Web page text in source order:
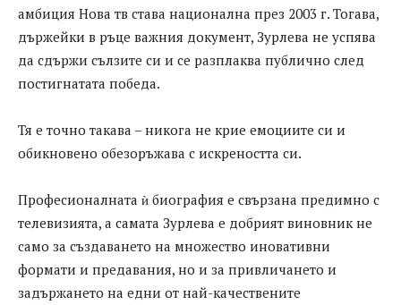
амбиция Нова тв става национална през 2003 г. Тогава,
държейки в ръце важния документ, Зурлева не успява
да сдържи сълзите си и се разплаква публично след
постигнатата победа.
Тя е точно такава – никога не крие емоциите си и
обикновено обезоръжава с искреността си.
Професионалната ѝ биография е свързана предимно с
телевизията, а самата Зурлева е добрият виновник не
само за създаването на множество иновативни
формати и предавания, но и за привличането и
задържането на едни от най-качествените